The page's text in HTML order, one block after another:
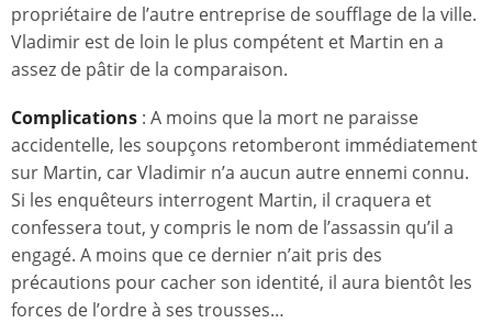
propriétaire de l’autre entreprise de soufflage de la ville.
Vladimir est de loin le plus compétent et Martin en a
assez de pâtir de la comparaison.
Complications : A moins que la mort ne paraisse
accidentelle, les soupçons retomberont immédiatement
sur Martin, car Vladimir n’a aucun autre ennemi connu.
Si les enquêteurs interrogent Martin, il craquera et
confessera tout, y compris le nom de l’assassin qu’il a
engagé. A moins que ce dernier n’ait pris des
précautions pour cacher son identité, il aura bientôt les
forces de l’ordre à ses trousses…